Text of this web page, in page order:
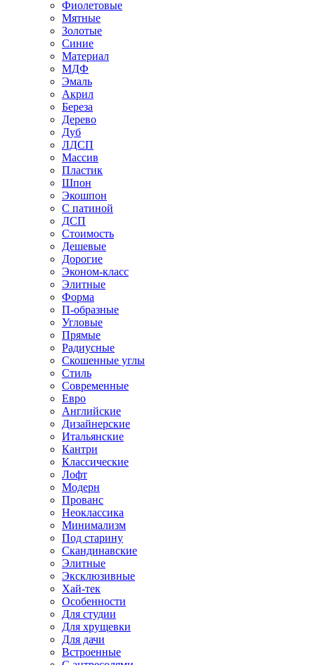
Фиолетовые
Мятные
Золотые
Синие
Материал
МДФ
Эмаль
Акрил
Береза
Дерево
Дуб
ЛДСП
Массив
Пластик
Шпон
Экошпон
С патиной
ДСП
Стоимость
Дешевые
Дорогие
Эконом-класс
Элитные
Форма
П-образные
Угловые
Прямые
Радиусные
Скошенные углы
Стиль
Современные
Евро
Английские
Дизайнерские
Итальянские
Кантри
Классические
Лофт
Модерн
Прованс
Неоклассика
Минимализм
Под старину
Скандинавские
Элитные
Эксклюзивные
Хай-тек
Особенности
Для студии
Для хрущевки
Для дачи
Встроенные